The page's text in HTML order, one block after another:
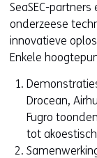
SeaSEC-
onderzeese
innovatieve
Enkele
Drocean,
Fugro
tot